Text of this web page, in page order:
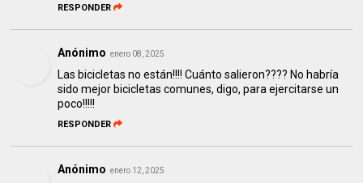
RESPONDER
Anónimo enero 08, 2025
Las bicicletas no están!!!! Cuánto salieron???? No habría
sido mejor bicicletas comunes, digo, para ejercitarse un
poco!!!!!
RESPONDER
Anónimo enero 12, 2025